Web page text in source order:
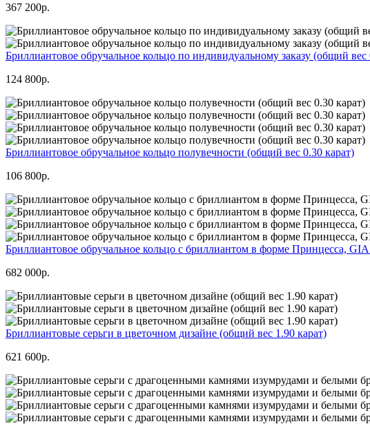
367 200р.
Бриллиантовое обручальное кольцо по индивидуальному заказу (общий вес
124 800р.
Бриллиантовое обручальное кольцо полувечности (общий вес 0.30 карат)
106 800р.
Бриллиантовое обручальное кольцо с бриллиантом в форме Принцесса,
682 000р.
Бриллиантовые серьги в цветочном дизайне (общий вес 1.90 карат)
621 600р.